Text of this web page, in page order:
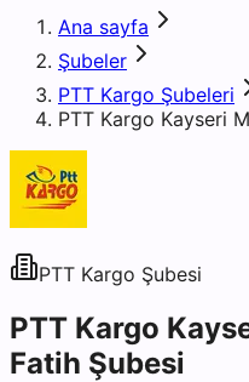
Ana sayfa
Şubeler
PTT Kargo Şubeleri
PTT Kargo Kayseri
PTT Kargo Şubesi
PTT Kargo
Fatih Şubesi